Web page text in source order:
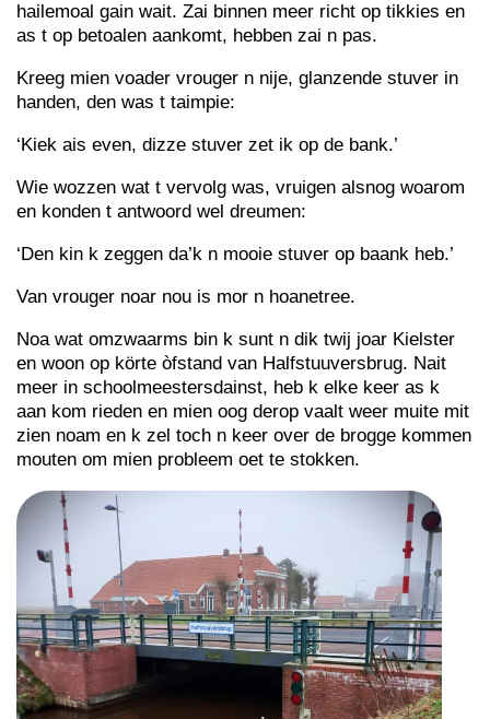
hailemoal gain wait. Zai binnen meer richt op tikkies en
as t op betoalen aankomt, hebben zai n pas.
Kreeg mien voader vrouger n nije, glanzende stuver in
handen, den was t taimpie:
‘Kiek ais even, dizze stuver zet ik op de bank.’
Wie wozzen wat t vervolg was, vruigen alsnog woarom
en konden t antwoord wel dreumen:
‘Den kin k zeggen da’k n mooie stuver op baank heb.’
Van vrouger noar nou is mor n hoanetree.
Noa wat omzwaarms bin k sunt n dik twij joar Kielster
en woon op körte òfstand van Halfstuuversbrug. Nait
meer in schoolmeestersdainst, heb k elke keer as k
aan kom rieden en mien oog derop vaalt weer muite mit
zien noam en k zel toch n keer over de brogge kommen
mouten om mien probleem oet te stokken.